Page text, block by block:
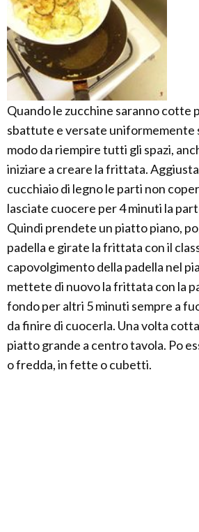
Quando le zucchine saranno cotte
sbattute e versate uniformemente
modo da riempire tutti gli spazi,
iniziare a creare la frittata.
cucchiaio di legno le parti non
lasciate cuocere per 4 minuti la
Quindi prendete un piatto piano,
padella e girate la frittata con il
capovolgimento della padella nel
mettete di nuovo la frittata con la
fondo per altri 5 minuti sempre a
da finire di cuocerla. Una volta
piatto grande a centro tavola. Po
o fredda, in fette o cubetti.